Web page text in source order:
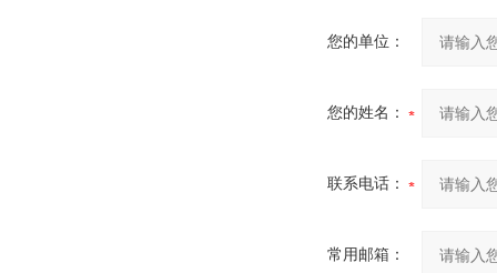
您的单位：
您的姓名：
联系电话：
常用邮箱：